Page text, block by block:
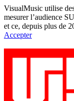
VisualMusic utilise
mesurer l’audience
et ce, depuis plus de
Accepter